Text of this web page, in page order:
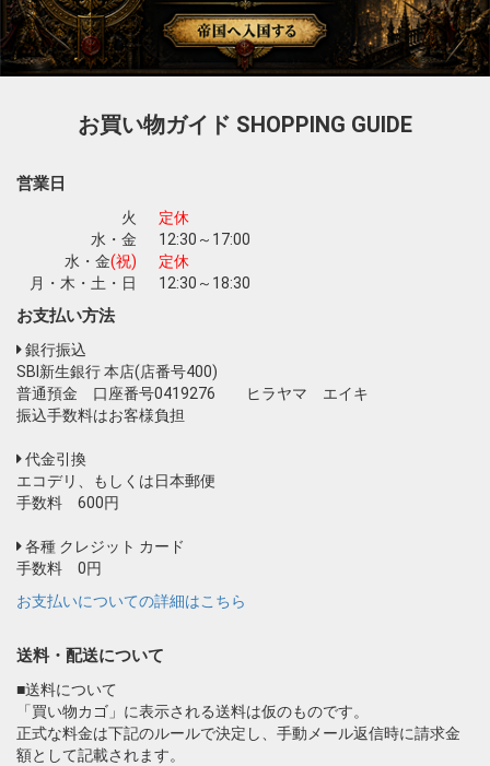
お買い物ガイド SHOPPING GUIDE
営業日
火
定休
水・金
12:30～17:00
水・金(祝)
定休
月・木・土・日
12:30～18:30
お支払い方法
銀行振込
SBI新生銀行 本店(店番号400)
普通預金 口座番号0419276 ヒラヤマ エイキ
振込手数料はお客様負担
代金引換
エコデリ、もしくは日本郵便
手数料 600円
各種 クレジット カード
手数料 0円
お支払いについての詳細はこちら
送料・配送について
■送料について
「買い物カゴ」に表示される送料は仮のものです。
正式な料金は下記のルールで決定し、手動メール返信時に請求金
額として記載されます。